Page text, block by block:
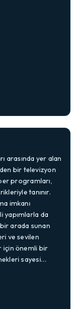
arasında yer alan
bir televizyon
programları,
tanınır.
imkanı
yapımlarla da
arada sunan
ve sevilen
için önemli bir
sayesi…